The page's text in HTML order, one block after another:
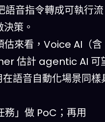
音指令轉成可執行流
策。
估來看，Voice AI（含
估計 agentic AI 可
語音自動化場景同樣
務」做 PoC；再用